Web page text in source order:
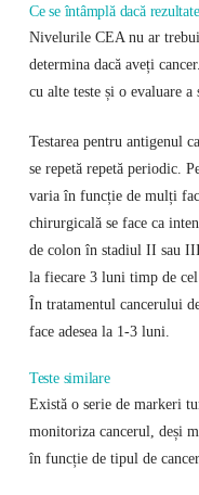
Ce se întâmplă dacă
Nivelurile CEA nu ar
determina dacă aveți
cu alte teste și o evaluare a
Testarea pentru antigenul
se repetă repetă periodic.
varia în funcție de mulți
chirurgicală se face ca
de colon în stadiul II sau
la fiecare 3 luni timp de
În tratamentul cancerului
face adesea la 1-3 luni.
Teste similare
Există o serie de markeri
monitoriza cancerul, deși
în funcție de tipul de